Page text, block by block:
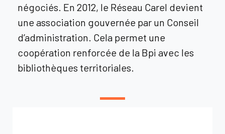
négociés. En 2012, le Réseau Carel devient
une association gouvernée par un Conseil
d’administration. Cela permet une
coopération renforcée de la Bpi avec les
bibliothèques territoriales.